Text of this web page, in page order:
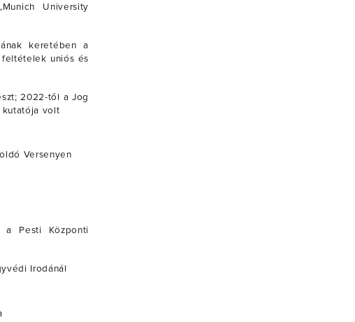
University
keretében a
uniós és
2022-től a Jog
kutatója volt
Versenyen
a Pesti Központi
Irodánál